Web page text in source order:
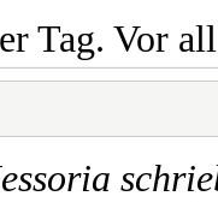
Tag. Vor